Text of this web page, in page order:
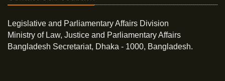
Legislative and Parliamentary Affairs Division
Ministry of Law, Justice and Parliamentary Affairs
Bangladesh Secretariat, Dhaka - 1000, Bangladesh.